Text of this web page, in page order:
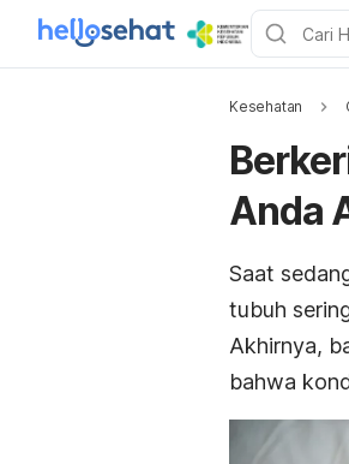
Kesehatan
Anda
Saat
tubuh
Akhirnya,
bahwa